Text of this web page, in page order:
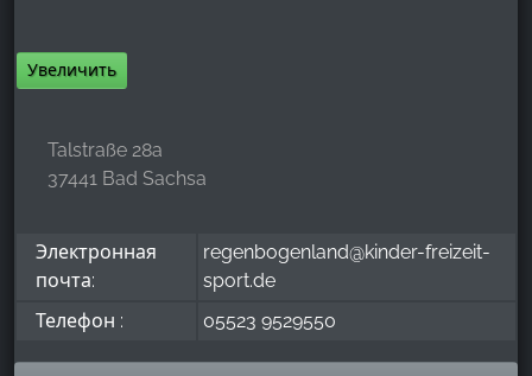
Увеличить
Talstraße 28a
37441 Bad Sachsa
Электронная
почта:
regenbogenland@kinder-freizeit-
sport.de
Телефон :
05523 9529550
Purpose:
Cookie duration: